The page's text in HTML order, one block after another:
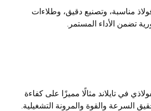
مناسبة، وتصنيع دقيق، وطلاءات
تضمن الأداء المستمر.
في تايلاند مثالًا مميزًا على كفاءة
السرعة والقوة والمرونة التشغيلية.